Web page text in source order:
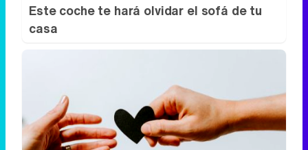
Este coche te hará olvidar el sofá de tu
casa